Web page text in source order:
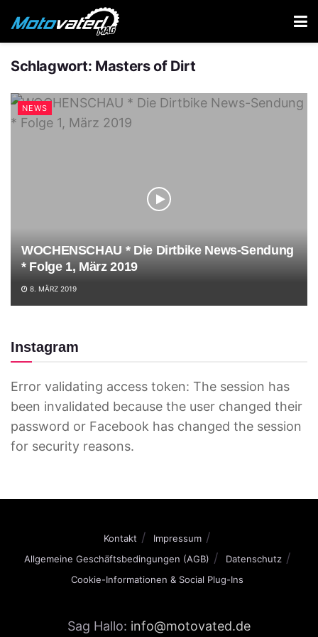
Schlagwort: Masters of Dirt
NEWS
WOCHENSCHAU * Die Dirtbike News-Sendung
* Folge 1, März 2019
8. MÄRZ 2019
Instagram
Error validating access token: The session has
been invalidated because the user changed their
password or Facebook has changed the session
for security reasons.
Kontakt
Impressum
Allgemeine Geschäftsbedingungen (AGB)
Datenschutz
Cookie-Informationen & Social Plug-Ins
Sag Hallo: info@motovated.de